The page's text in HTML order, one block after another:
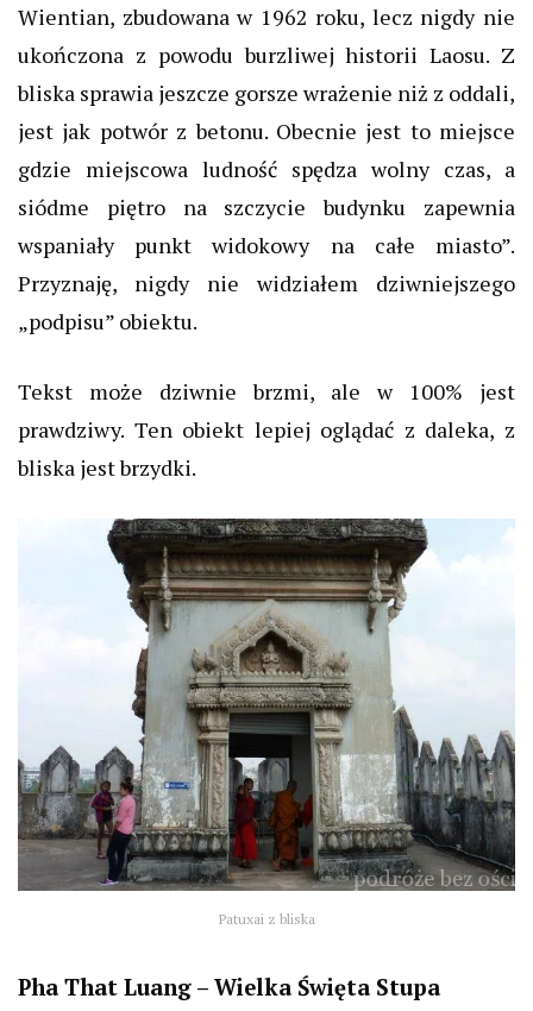
Wientian, zbudowana w 1962 roku, lecz nigdy nie
ukończona z powodu burzliwej historii Laosu. Z
bliska sprawia jeszcze gorsze wrażenie niż z oddali,
jest jak potwór z betonu. Obecnie jest to miejsce
gdzie miejscowa ludność spędza wolny czas, a
siódme piętro na szczycie budynku zapewnia
wspaniały punkt widokowy na całe miasto”.
Przyznaję, nigdy nie widziałem dziwniejszego
„podpisu” obiektu.
Tekst może dziwnie brzmi, ale w 100% jest
prawdziwy. Ten obiekt lepiej oglądać z daleka, z
bliska jest brzydki.
Patuxai z bliska
Pha That Luang – Wielka Święta Stupa